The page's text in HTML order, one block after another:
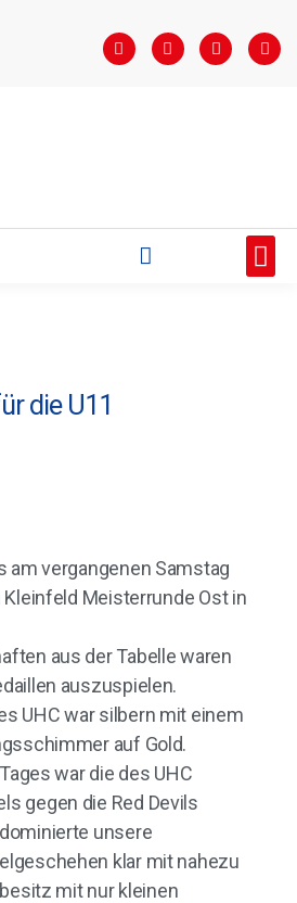
die U11
am vergangenen Samstag
Meisterrunde Ost in
aus der Tabelle waren
auszuspielen.
UHC war silbern mit einem
auf Gold.
war die des UHC
gegen die Red Devils
unsere
klar mit nahezu
mit nur kleinen